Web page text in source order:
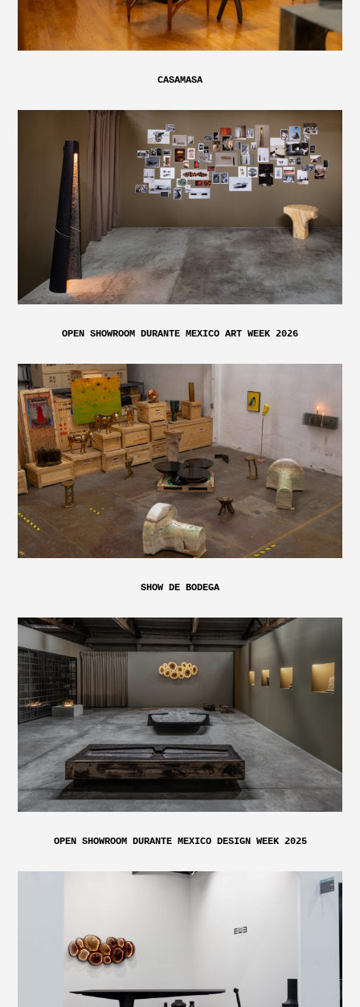
CASAMASA
OPEN SHOWROOM DURANTE MEXICO ART WEEK 2026
SHOW DE BODEGA
OPEN SHOWROOM DURANTE MEXICO DESIGN WEEK 2025